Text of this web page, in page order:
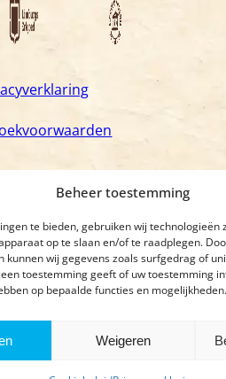
Beheer toestemming
te bieden, gebruiken wij technologieën
op te slaan en/of te raadplegen.
kunnen wij gegevens zoals surfgedrag of
toestemming geeft of uw toestemming
op bepaalde functies en mogelijkheden.
Weigeren